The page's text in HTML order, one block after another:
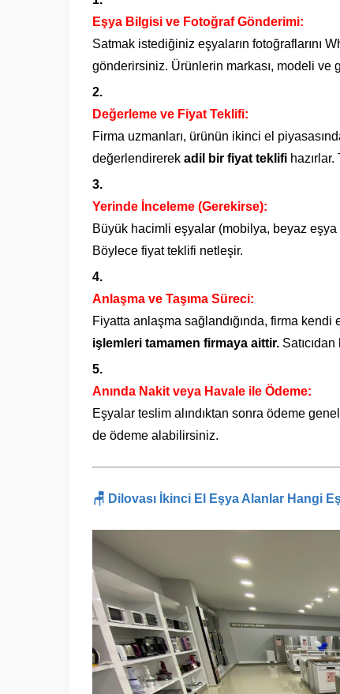
Eşya Bilgisi ve Fotoğraf Gönderimi:
Satmak istediğiniz eşyaların fotoğraflarını
gönderirsiniz. Ürünlerin markası, modeli ve
Değerleme ve Fiyat Teklifi:
Firma uzmanları, ürünün ikinci el
değerlendirerek adil bir fiyat teklifi
Yerinde İnceleme (Gerekirse):
Büyük hacimli eşyalar (mobilya, beyaz
Böylece fiyat teklifi netleşir.
Anlaşma ve Taşıma Süreci:
Fiyatta anlaşma sağlandığında, firma kendi
işlemleri tamamen firmaya aittir.
Anında Nakit veya Havale ile Ödeme:
Eşyalar teslim alındıktan sonra ödeme
de ödeme alabilirsiniz.
🪑 Dilovası İkinci El Eşya Alanlar Hangi